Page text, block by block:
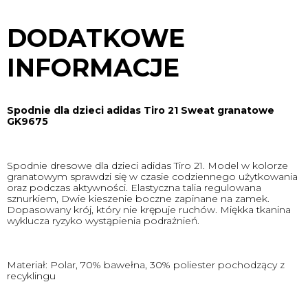
DODATKOWE
INFORMACJE
Spodnie dla dzieci adidas Tiro 21 Sweat granatowe
GK9675
Spodnie dresowe dla dzieci adidas Tiro 21. Model w kolorze
granatowym sprawdzi się w czasie codziennego użytkowania
oraz podczas aktywności. Elastyczna talia regulowana
sznurkiem, Dwie kieszenie boczne zapinane na zamek.
Dopasowany krój, który nie krępuje ruchów. Miękka tkanina
wyklucza ryzyko wystąpienia podrażnień.
Materiał: Polar, 70% bawełna, 30% poliester pochodzący z
recyklingu